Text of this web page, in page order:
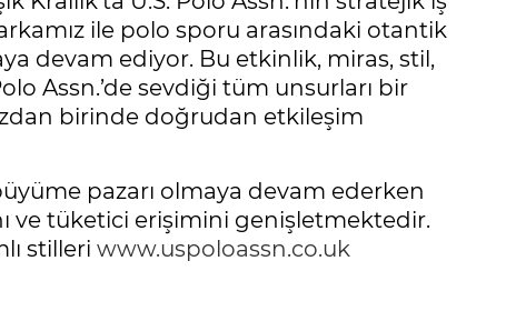
ile polo sporu arasındaki otantik
devam ediyor. Bu etkinlik, miras, stil,
Assn.’de sevdiği tüm unsurları bir
birinde doğrudan etkileşim
pazarı olmaya devam ederken
ve tüketici erişimini genişletmektedir.
stilleri www.uspoloassn.co.uk